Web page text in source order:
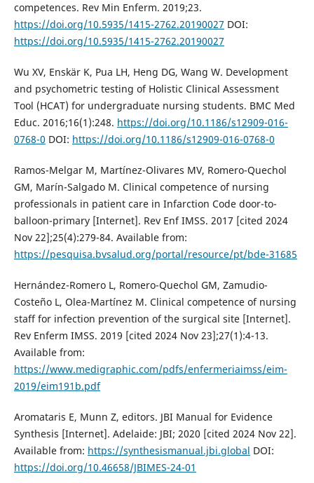
competences. Rev Min Enferm. 2019;23.
https://doi.org/10.5935/1415-2762.20190027 DOI:
https://doi.org/10.5935/1415-2762.20190027
Wu XV, Enskär K, Pua LH, Heng DG, Wang W. Development
and psychometric testing of Holistic Clinical Assessment
Tool (HCAT) for undergraduate nursing students. BMC Med
Educ. 2016;16(1):248. https://doi.org/10.1186/s12909-016-
0768-0 DOI: https://doi.org/10.1186/s12909-016-0768-0
Ramos-Melgar M, Martínez-Olivares MV, Romero-Quechol
GM, Marín-Salgado M. Clinical competence of nursing
professionals in patient care in Infarction Code door-to-
balloon-primary [Internet]. Rev Enf IMSS. 2017 [cited 2024
Nov 22];25(4):279-84. Available from:
https://pesquisa.bvsalud.org/portal/resource/pt/bde-31685
Hernández-Romero L, Romero-Quechol GM, Zamudio-
Costeño L, Olea-Martínez M. Clinical competence of nursing
staff for infection prevention of the surgical site [Internet].
Rev Enferm IMSS. 2019 [cited 2024 Nov 23];27(1):4-13.
Available from:
https://www.medigraphic.com/pdfs/enfermeriaimss/eim-
2019/eim191b.pdf
Aromataris E, Munn Z, editors. JBI Manual for Evidence
Synthesis [Internet]. Adelaide: JBI; 2020 [cited 2024 Nov 22].
Available from: https://synthesismanual.jbi.global DOI:
https://doi.org/10.46658/JBIMES-24-01